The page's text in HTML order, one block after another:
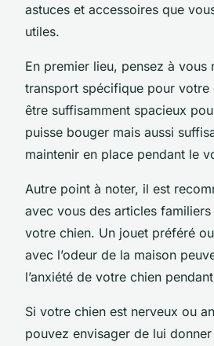
astuces et accessoires que
utiles.
En premier lieu, pensez à vous
transport spécifique pour votre
être suffisamment spacieux
puisse bouger mais aussi
maintenir en place pendant le
Autre point à noter, il est
avec vous des articles
votre chien. Un jouet préféré
avec l’odeur de la maison
l’anxiété de votre chien
Si votre chien est nerveux ou
pouvez envisager de lui